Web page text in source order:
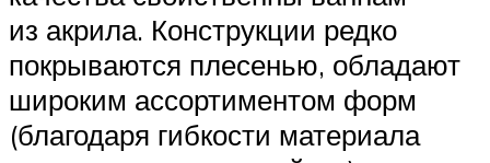
из акрила. Конструкции редко
покрываются плесенью, обладают
широким ассортиментом форм
(благодаря гибкости материала